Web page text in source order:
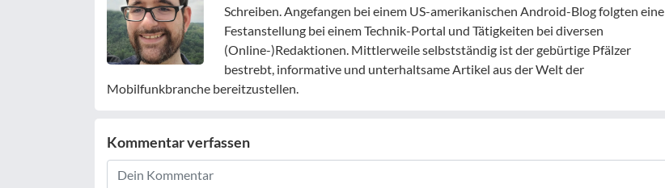
Schreiben. Angefangen bei einem US-amerikanischen Android-Blog folgten eine
Festanstellung bei einem Technik-Portal und Tätigkeiten bei diversen
(Online-)Redaktionen. Mittlerweile selbstständig ist der gebürtige Pfälzer
bestrebt, informative und unterhaltsame Artikel aus der Welt der
Mobilfunkbranche bereitzustellen.
Kommentar verfassen